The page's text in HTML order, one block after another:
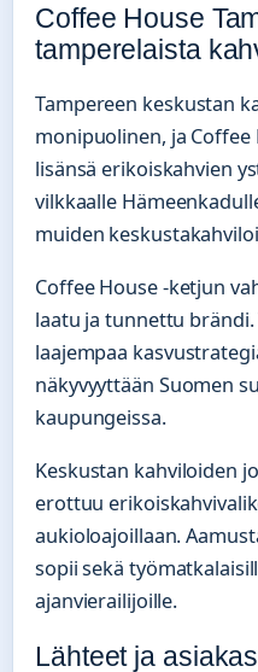
Coffee House
tamperelaista
Tampereen keskustan
monipuolinen, ja
lisänsä erikoiskahvien
vilkkaalle
muiden
Coffee House -ketjun
laatu ja tunnettu brändi.
laajempaa
näkyvyyttään Suomen
kaupungeissa.
Keskustan kahviloiden
erottuu
aukioloajoillaan.
sopii sekä
ajanvierailijoille.
Lähteet ja